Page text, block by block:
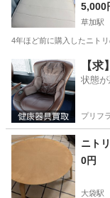
5,000
草加駅
4年ほど前に購入したニト
埼玉 草加市 草加駅
【
状態
プリフラ
ニト
0円
大袋駅